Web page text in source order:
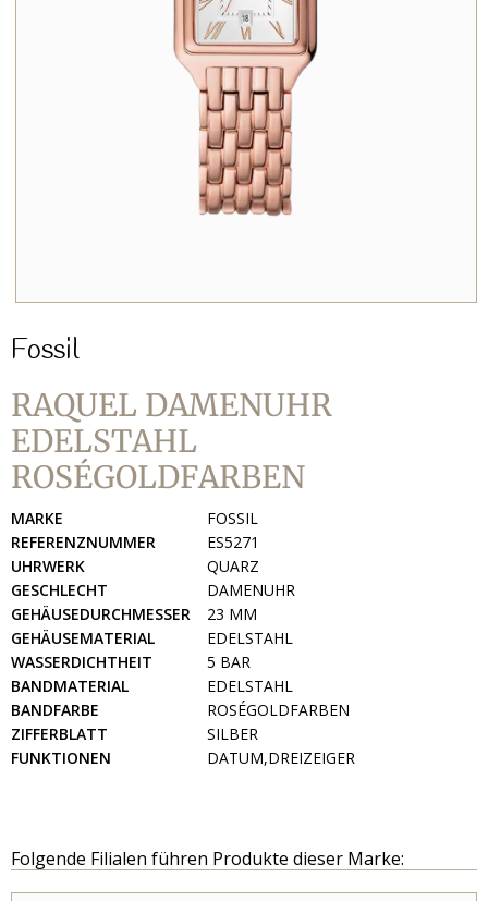
Fossil
RAQUEL DAMENUHR
EDELSTAHL
ROSÉGOLDFARBEN
MARKE
FOSSIL
REFERENZNUMMER
ES5271
UHRWERK
QUARZ
GESCHLECHT
DAMENUHR
GEHÄUSEDURCHMESSER
23 MM
GEHÄUSEMATERIAL
EDELSTAHL
WASSERDICHTHEIT
5 BAR
BANDMATERIAL
EDELSTAHL
BANDFARBE
ROSÉGOLDFARBEN
ZIFFERBLATT
SILBER
FUNKTIONEN
DATUM,DREIZEIGER
Folgende Filialen führen Produkte dieser Marke: